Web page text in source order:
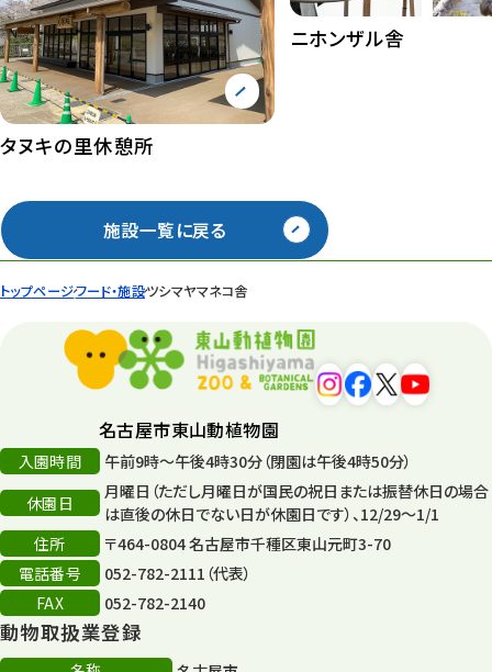
トップページフード・施設ツシマヤマネコ舎
タヌキの里休憩所
ニホンザル舎
施設一覧に戻る
名古屋市東山動植物園
入園時間
午前9時～午後4時30分（閉園は午後4時50分）
休園日
月曜日（ただし月曜日が国民の祝日または振替休日の場合
は直後の休日でない日が休園日です）、12/29～1/1
住所
〒464-0804 名古屋市千種区東山元町3-70
電話番号
052-782-2111（代表）
FAX
052-782-2140
動物取扱業登録